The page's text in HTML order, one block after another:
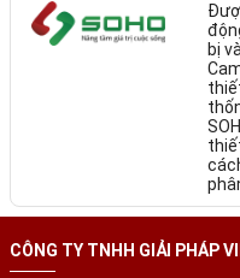
bị
CÔNG TY TNHH GIẢI PHÁP